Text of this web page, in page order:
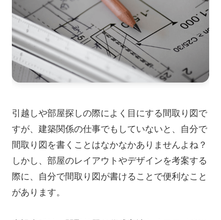
技術ダイアグラム
ビジネスモデルキャンバス
カスタマージャーニーマップ
アーキテクチャ図
ワークフロー
ブレインストーミング
チームコラボレーション
リサーチと分析
会議とワークショップ
引越しや部屋探しの際によく目にする間取り図で
すが、建築関係の仕事でもしていないと、自分で
間取り図を書くことはなかなかありませんよね？
しかし、部屋のレイアウトやデザインを考案する
際に、自分で間取り図が書けることで便利なこと
があります。